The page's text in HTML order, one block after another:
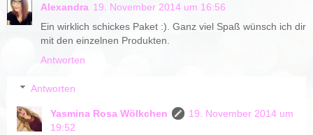
Alexandra 19. November 2014 um 16:56
Ein wirklich schickes Paket :). Ganz viel Spaß wünsch ich dir
mit den einzelnen Produkten.
Antworten
Antworten
Yasmina Rosa Wölkchen
19. November 2014 um
19:52